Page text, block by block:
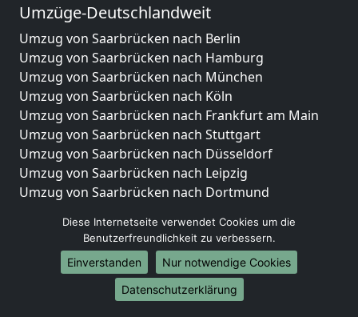
Umzüge-Deutschlandweit
Umzug von Saarbrücken nach Berlin
Umzug von Saarbrücken nach Hamburg
Umzug von Saarbrücken nach München
Umzug von Saarbrücken nach Köln
Umzug von Saarbrücken nach Frankfurt am Main
Umzug von Saarbrücken nach Stuttgart
Umzug von Saarbrücken nach Düsseldorf
Umzug von Saarbrücken nach Leipzig
Umzug von Saarbrücken nach Dortmund
Umzug von Saarbrücken nach Bremen
Umzug von Saarbrücken nach Dresden
Umzug von Saarbrücken nach Hannover
Umzug von Saarbrücken nach Nürnberg
Umzug von Saarbrücken nach Duisburg
Diese Internetseite verwendet Cookies um die
Benutzerfreundlichkeit zu verbessern.
Einverstanden
Nur notwendige Cookies
Datenschutzerklärung